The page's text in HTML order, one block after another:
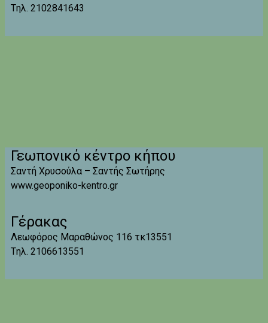
Tηλ. 2102841643
Γεωπονικό κέντρο κήπου
Σαντή Χρυσούλα – Σαντής Σωτήρης
www.geoponiko-kentro.gr
Γέρακας
Λεωφόρος Μαραθώνος 116 τκ13551
Tηλ. 2106613551